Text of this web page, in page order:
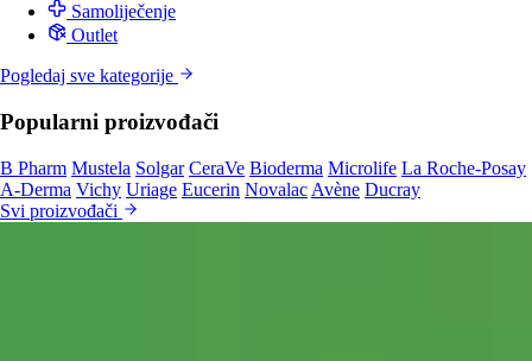
Samoliječenje
Outlet
Pogledaj sve kategorije
Popularni proizvođači
B Pharm Mustela Solgar CeraVe Bioderma Microlife La Roche-Posay
A-Derma Vichy Uriage Eucerin Novalac Avène Ducray
Svi proizvođači